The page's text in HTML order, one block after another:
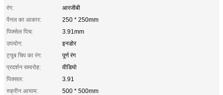
रंग:
आरजीबी
पैनल का आकार:
250 * 250mm
पिक्सेल पिच:
3.91mm
उपयोग:
इनडोर
ट्यूब चिप का रंग:
पूर्ण रंग
प्रदर्शन समारोह:
वीडियो
पिक्सल:
3.91
स्क्रीन आयाम:
500 * 500mm